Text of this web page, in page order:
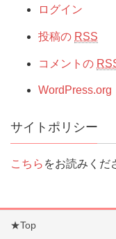
ログイン
投稿の RSS
コメントの
WordPress.org
サイトポリシー
こちら をお読みくだ
★Top